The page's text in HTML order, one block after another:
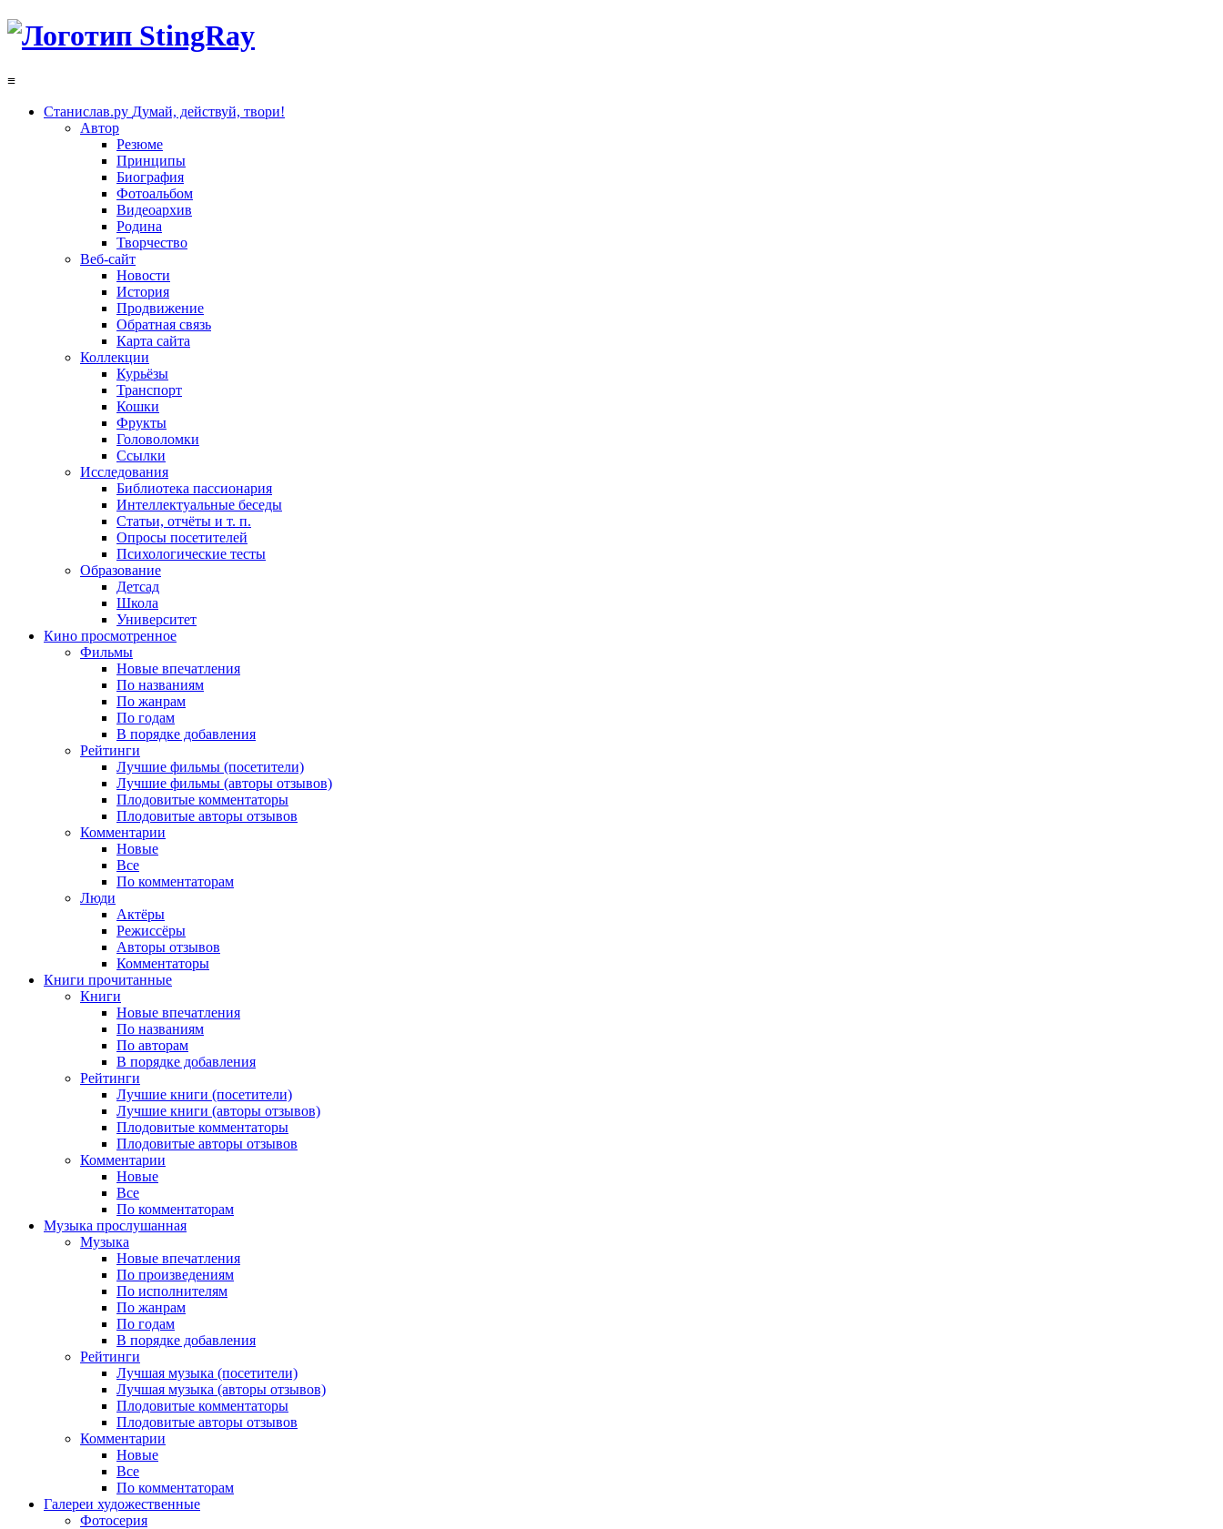
≡
Станислав.ру Думай, действуй, твори!
Автор
Резюме
Принципы
Биография
Фотоальбом
Видеоархив
Родина
Творчество
Веб-сайт
Новости
История
Продвижение
Обратная связь
Карта сайта
Коллекции
Курьёзы
Транспорт
Кошки
Фрукты
Головоломки
Ссылки
Исследования
Библиотека пассионария
Интеллектуальные беседы
Статьи, отчёты и т. п.
Опросы посетителей
Психологические тесты
Образование
Детсад
Школа
Университет
Кино просмотренное
Фильмы
Новые впечатления
По названиям
По жанрам
По годам
В порядке добавления
Рейтинги
Лучшие фильмы (посетители)
Лучшие фильмы (авторы отзывов)
Плодовитые комментаторы
Плодовитые авторы отзывов
Комментарии
Новые
Все
По комментаторам
Люди
Актёры
Режиссёры
Авторы отзывов
Комментаторы
Книги прочитанные
Книги
Новые впечатления
По названиям
По авторам
В порядке добавления
Рейтинги
Лучшие книги (посетители)
Лучшие книги (авторы отзывов)
Плодовитые комментаторы
Плодовитые авторы отзывов
Комментарии
Новые
Все
По комментаторам
Музыка прослушанная
Музыка
Новые впечатления
По произведениям
По исполнителям
По жанрам
По годам
В порядке добавления
Рейтинги
Лучшая музыка (посетители)
Лучшая музыка (авторы отзывов)
Плодовитые комментаторы
Плодовитые авторы отзывов
Комментарии
Новые
Все
По комментаторам
Галереи художественные
Фотосерия